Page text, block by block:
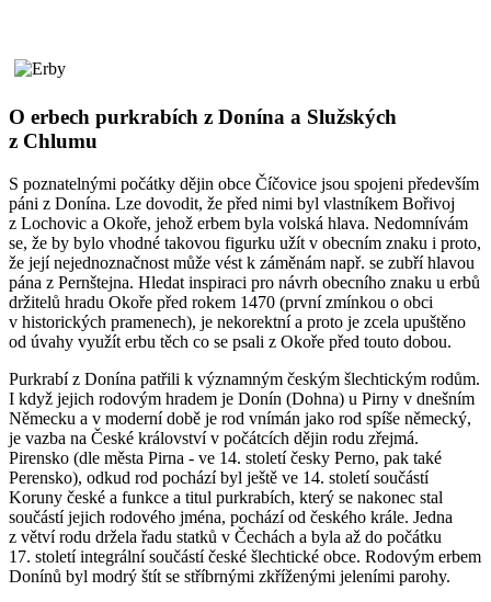
O erbech purkrabích z Donína a Služských
z Chlumu
S poznatelnými počátky dějin obce Číčovice jsou spojeni především
páni z Donína. Lze dovodit, že před nimi byl vlastníkem Bořivoj
z Lochovic a Okoře, jehož erbem byla volská hlava. Nedomnívám
se, že by bylo vhodné takovou figurku užít v obecním znaku i proto,
že její nejednoznačnost může vést k záměnám např. se zubří hlavou
pána z Pernštejna. Hledat inspiraci pro návrh obecního znaku u erbů
držitelů hradu Okoře před rokem 1470 (první zmínkou o obci
v historických pramenech), je nekorektní a proto je zcela upuštěno
od úvahy využít erbu těch co se psali z Okoře před touto dobou.
Purkrabí z Donína patřili k významným českým šlechtickým rodům.
I když jejich rodovým hradem je Donín (Dohna) u Pirny v dnešním
Německu a v moderní době je rod vnímán jako rod spíše německý,
je vazba na České království v počátcích dějin rodu zřejmá.
Pirensko (dle města Pirna - ve 14. století česky Perno, pak také
Perensko), odkud rod pochází byl ještě ve 14. století součástí
Koruny české a funkce a titul purkrabích, který se nakonec stal
součástí jejich rodového jména, pochází od českého krále. Jedna
z větví rodu držela řadu statků v Čechách a byla až do počátku
17. století integrální součástí české šlechtické obce. Rodovým erbem
Donínů byl modrý štít se stříbrnými zkříženými jeleními parohy.